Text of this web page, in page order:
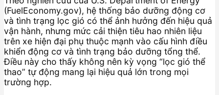
(FuelEconomy.gov), hệ thống bảo dưỡng động cơ
và tình trạng lọc gió có thể ảnh hưởng đến hiệu quả
vận hành, nhưng mức cải thiện tiêu hao nhiên liệu
trên xe hiện đại phụ thuộc mạnh vào cấu hình điều
khiển động cơ và tình trạng bảo dưỡng tổng thể.
Điều này cho thấy không nên kỳ vọng “lọc gió thể
thao” tự động mang lại hiệu quả lớn trong mọi
trường hợp.